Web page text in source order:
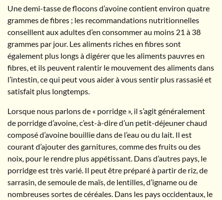
Une demi-tasse de flocons d’avoine contient environ quatre
grammes de fibres ; les recommandations nutritionnelles
conseillent aux adultes d’en consommer au moins 21 à 38
grammes par jour. Les aliments riches en fibres sont
également plus longs à digérer que les aliments pauvres en
fibres, et ils peuvent ralentir le mouvement des aliments dans
l’intestin, ce qui peut vous aider à vous sentir plus rassasié et
satisfait plus longtemps.
Lorsque nous parlons de « porridge », il s’agit généralement
de porridge d’avoine, c’est-à-dire d’un petit-déjeuner chaud
composé d’avoine bouillie dans de l’eau ou du lait. Il est
courant d’ajouter des garnitures, comme des fruits ou des
noix, pour le rendre plus appétissant. Dans d’autres pays, le
porridge est très varié. Il peut être préparé à partir de riz, de
sarrasin, de semoule de maïs, de lentilles, d’igname ou de
nombreuses sortes de céréales. Dans les pays occidentaux, le